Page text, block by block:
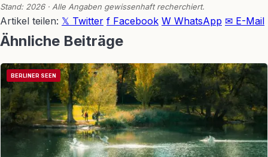
Stand: 2026 · Alle Angaben gewissenhaft recherchiert.
Artikel teilen: 𝕏 Twitter f Facebook W WhatsApp ✉ E-Mail
Ähnliche Beiträge
BERLINER SEEN